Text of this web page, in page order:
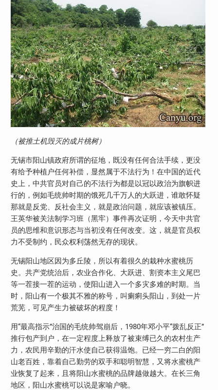
（被推土机毁灭的成片桃树）
无锡市阳山镇政府所谓的征地，既没有任何合法手续，更没
有给予种植户任何补偿，显然属于不法行为！在中国的近代
史上，中共官员对自己的不法行为都是以冠以政治为旗帜进
行的，例如毛统帅时期的饿死几千万人的大跃进，谁敢怀疑
那就是反党、反社会主义，就是政治问题，就应该被镇压。
王英华被关法制学习班（黑牢）事件再次证明，今天中共官
员的思维和意识形态与当初没有任何改变。这，就是官员权
力不受制约，民众权利荡然无存的现状。
无锡阳山地区因为多丘陵，所以有着很久的栽种水蜜桃历
史。共产党统治后，农业合作化、大跃进、割资本主义尾巴
等一茬接一茬的运动，使阳山进入一个多灾多难的时期。当
时，阳山有一个极其不雅的称号，叫瘌痢头阳山，到处一片
荒芜，可见产生力被破坏的程度！
用“最高指示”治国的毛统帅驾崩后，1980年邓小平“拨乱反正”
推行包产到户，在一定程度上释放了被束缚已久的农村生产
力，农民用辛勤的汗水使自己获得温饱。已经一穷二白的阳
山老百姓，靠着自己勤劳的双手和聪明智慧，又将水蜜桃产
业恢复了起来，且将阳山水蜜桃的品牌越做越大。在长三角
地区，阳山水蜜桃可以说是家喻户晓。